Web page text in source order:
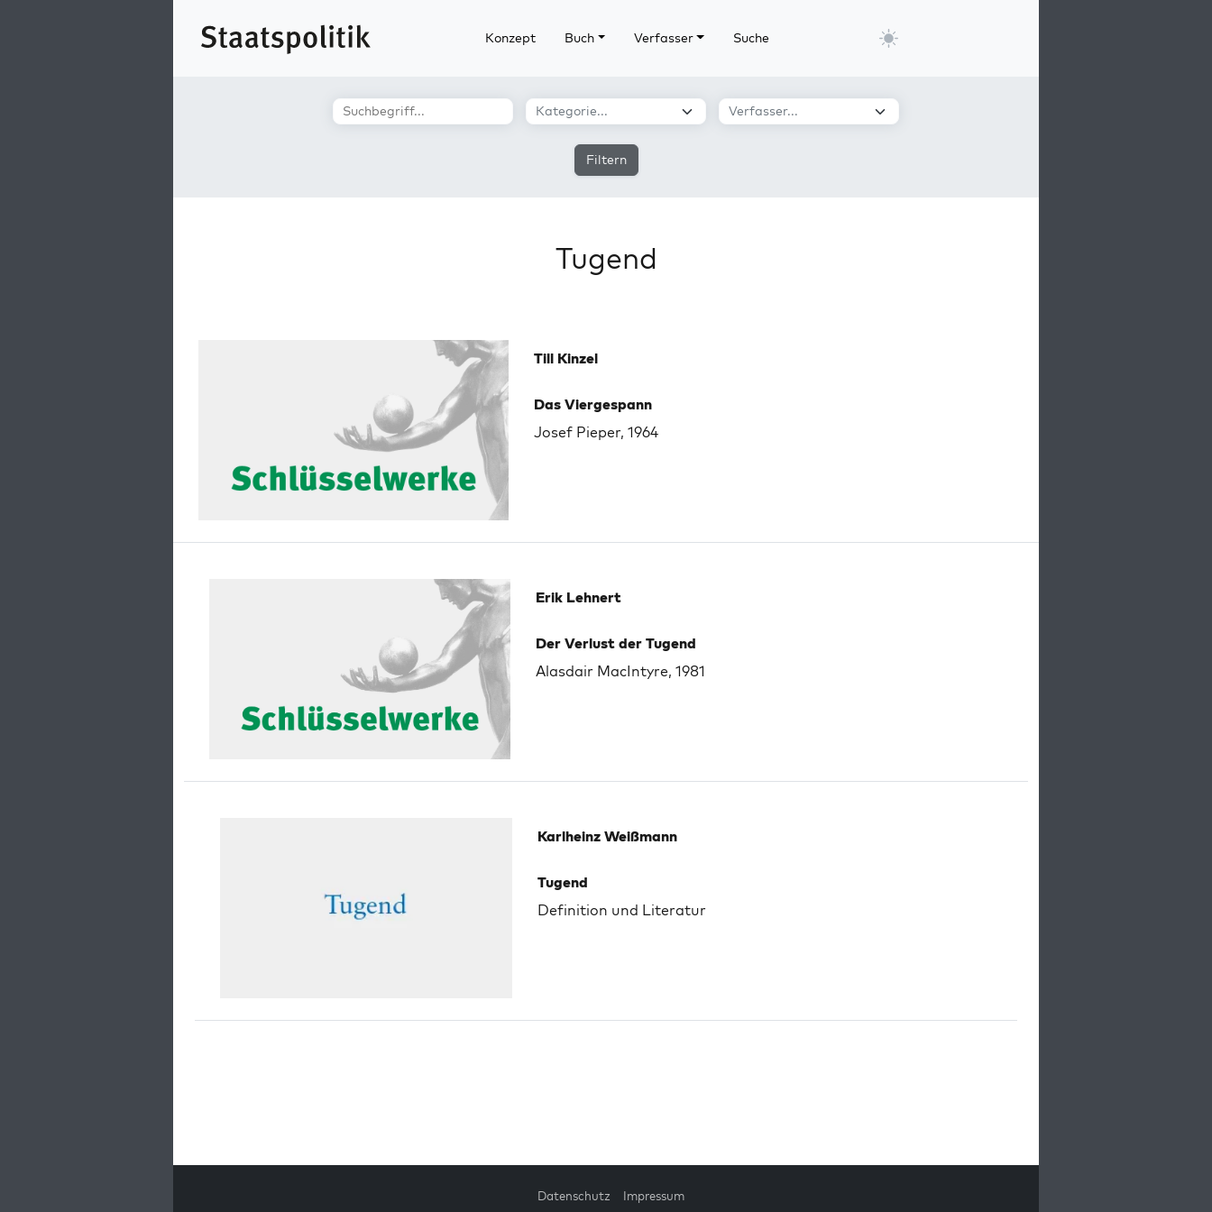
Konzept Buch Verfasser Suche
Filtern
Tugend
Till Kinzel
Das Viergespann
Josef Pieper, 1964
Erik Lehnert
Der Verlust der Tugend
Alasdair MacIntyre, 1981
Karlheinz Weißmann
Tugend
Definition und Literatur
Datenschutz Impressum